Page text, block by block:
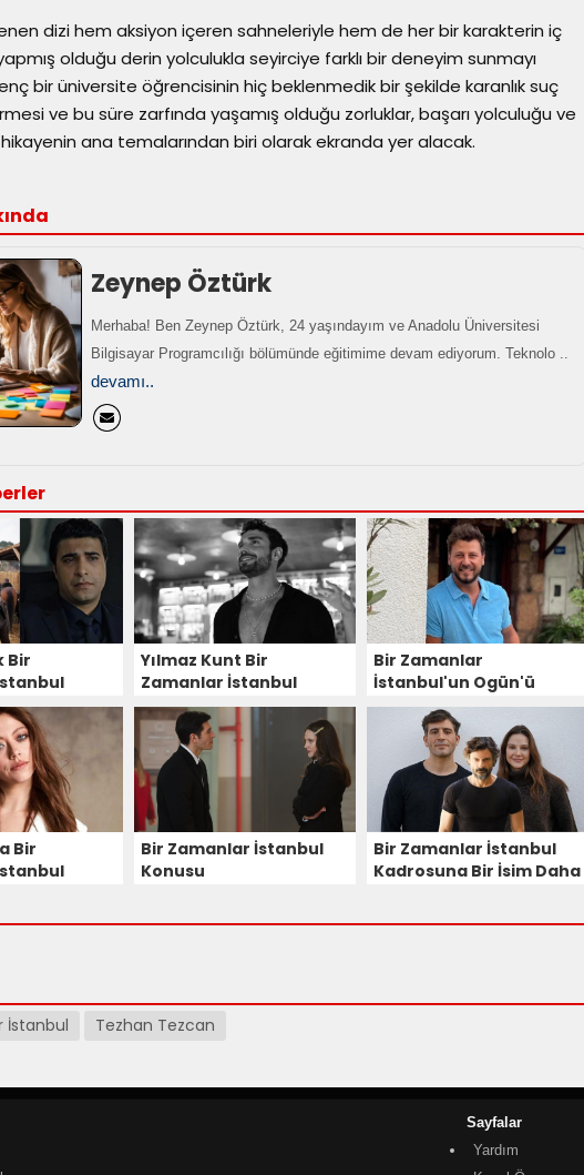
dizi hem aksiyon içeren sahneleriyle hem de her bir karakterin iç
olduğu derin yolculukla seyirciye farklı bir deneyim sunmayı
bir üniversite öğrencisinin hiç beklenmedik bir şekilde karanlık suç
ve bu süre zarfında yaşamış olduğu zorluklar, başarı yolculuğu ve
ana temalarından biri olarak ekranda yer alacak.
Zeynep Öztürk
Merhaba! Ben Zeynep Öztürk, 24 yaşındayım ve Anadolu Üniversitesi
Bilgisayar Programcılığı bölümünde eğitimime devam ediyorum. Teknolo ..
devamı..
Bir
Oldu!
Yılmaz Kunt Bir
Zamanlar İstanbul
Dizisine Dahil Oldu!
Bir Zamanlar
İstanbul'un Ogün'ü
Diziye Veda Ediyor!
Bir
Bir Zamanlar İstanbul
Konusu
Bir Zamanlar İstanbul
Kadrosuna Bir İsim Daha
İstanbul Tezhan Tezcan
Sayfalar
Yardım